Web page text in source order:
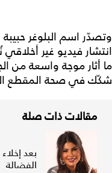
وتصدّر اسم البلوغر حبيبة
انتشار فيديو غير
ما أثار موجة واسعة من
شكّك في صحة المقطع
مقالات ذات صلة
بعد
الفضالة